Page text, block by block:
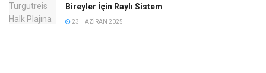
Bireyler İçin Raylı Sistem
23 HAZIRAN 2025